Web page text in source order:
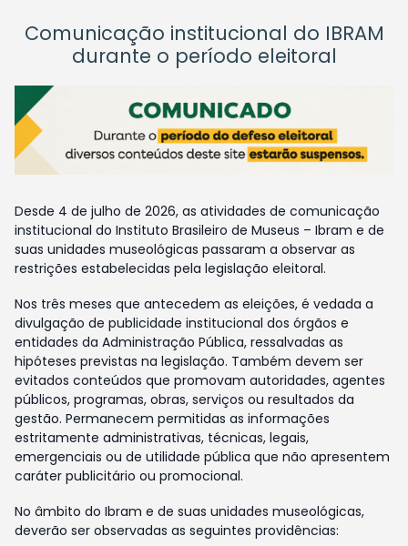
Comunicação institucional do IBRAM
durante o período eleitoral
Desde 4 de julho de 2026, as atividades de comunicação
institucional do Instituto Brasileiro de Museus – Ibram e de
suas unidades museológicas passaram a observar as
restrições estabelecidas pela legislação eleitoral.
Nos três meses que antecedem as eleições, é vedada a
divulgação de publicidade institucional dos órgãos e
entidades da Administração Pública, ressalvadas as
hipóteses previstas na legislação. Também devem ser
evitados conteúdos que promovam autoridades, agentes
públicos, programas, obras, serviços ou resultados da
gestão. Permanecem permitidas as informações
estritamente administrativas, técnicas, legais,
emergenciais ou de utilidade pública que não apresentem
caráter publicitário ou promocional.
No âmbito do Ibram e de suas unidades museológicas,
deverão ser observadas as seguintes providências: